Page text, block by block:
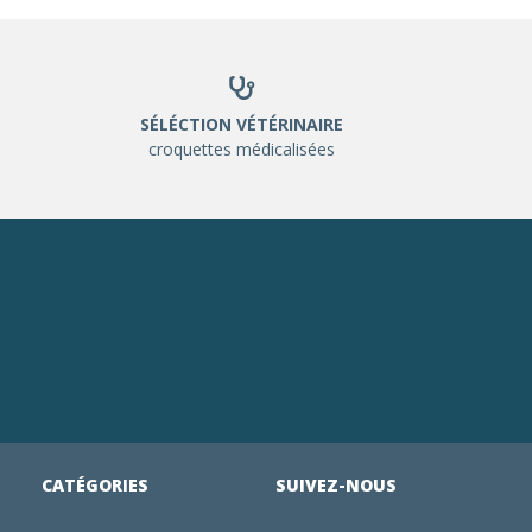
SÉLÉCTION VÉTÉRINAIRE
croquettes médicalisées
CATÉGORIES SUIVEZ-NOUS